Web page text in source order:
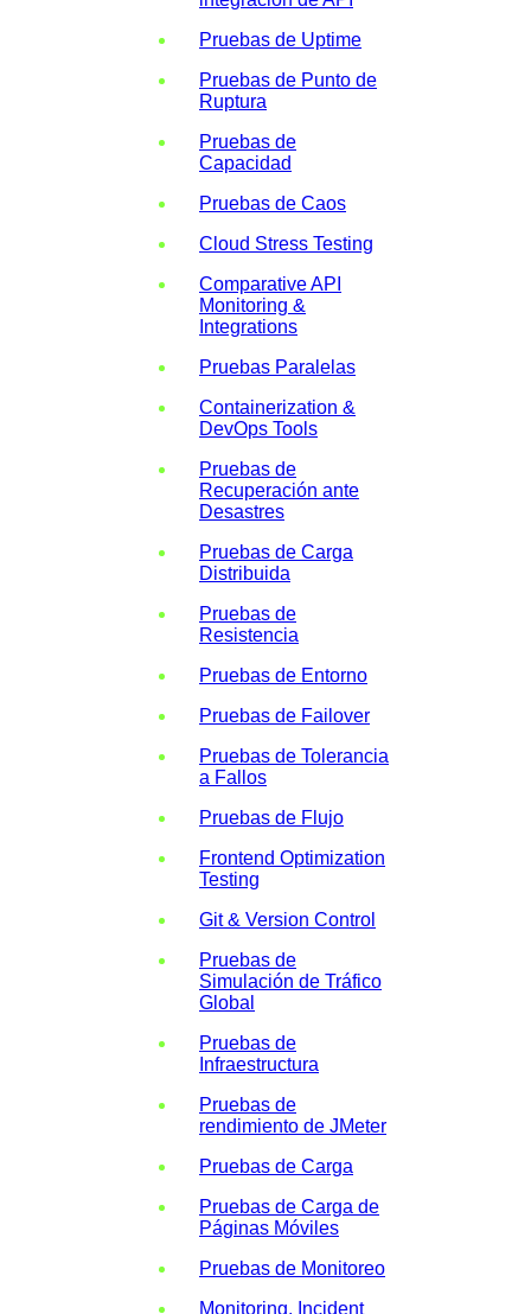
Pruebas de Uptime
Pruebas de Punto de
Ruptura
Pruebas de
Capacidad
Pruebas de Caos
Cloud Stress Testing
Comparative API
Monitoring &
Integrations
Pruebas Paralelas
Containerization &
DevOps Tools
Pruebas de
Recuperación ante
Desastres
Pruebas de Carga
Distribuida
Pruebas de
Resistencia
Pruebas de Entorno
Pruebas de Failover
Pruebas de Tolerancia
a Fallos
Pruebas de Flujo
Frontend Optimization
Testing
Git & Version Control
Pruebas de
Simulación de Tráfico
Global
Pruebas de
Infraestructura
Pruebas de
rendimiento de JMeter
Pruebas de Carga
Pruebas de Carga de
Páginas Móviles
Pruebas de Monitoreo
Monitoring, Incident